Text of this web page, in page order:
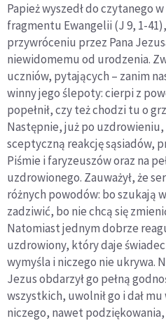
Papież wyszedł do czytanego
fragmentu Ewangelii (J 9, 1-
przywróceniu przez Pana
niewidomemu od urodzenia.
uczniów, pytających – zanim
winny jego ślepoty: cierpi z
popełnił, czy też chodzi tu o
Następnie, już po uzdrowieniu,
sceptyczną reakcję sąsiadów,
Piśmie i faryzeuszów oraz na
uzdrowionego. Zauważył, że
różnych powodów: bo szukają
zadziwić, bo nie chcą się
Natomiast jednym dobrze
uzdrowiony, który daje
wymyśla i niczego nie ukrywa.
Jezus obdarzył go pełną
wszystkich, uwolnił go i dał
niczego, nawet